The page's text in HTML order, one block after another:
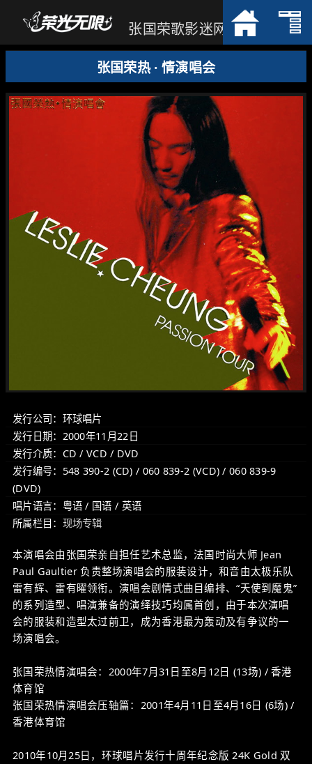
张国荣歌影迷网
张国荣热 · 情演唱会
发行公司：环球唱片
发行日期：2000年11月22日
发行介质：CD / VCD / DVD
发行编号：548 390-2 (CD) / 060 839-2 (VCD) / 060 839-9
(DVD)
唱片语言：粤语 / 国语 / 英语
所属栏目： 现场专辑
本演唱会由张国荣亲自担任艺术总监，法国时尚大师 Jean
Paul Gaultier 负责整场演唱会的服装设计，和音由太极乐队
雷有辉、雷有曜领衔。演唱会剧情式曲目编排、“天使到魔鬼”
的系列造型、唱演兼备的演绎技巧均属首创，由于本次演唱
会的服装和造型太过前卫，成为香港最为轰动及有争议的一
场演唱会。
张国荣热情演唱会：2000年7月31日至8月12日 (13场) / 香港
体育馆
张国荣热情演唱会压轴篇：2001年4月11日至4月16日 (6场) /
香港体育馆
2010年10月25日，环球唱片发行十周年纪念版 24K Gold 双